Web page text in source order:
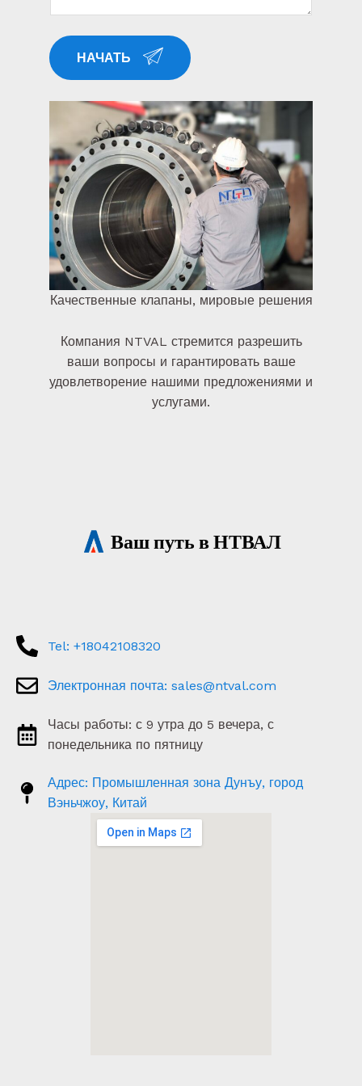
A
T
S
+
л
к
т
р
н
а
я
НАЧАТЬ
Качественные клапаны, мировые решения
Компания NTVAL стремится разрешить
ваши вопросы и гарантировать ваше
удовлетворение нашими предложениями и
услугами.
Ваш путь в НТВАЛ
Tel: +18042108320
Электронная почта: sales@ntval.com
Часы работы: с 9 утра до 5 вечера, с
понедельника по пятницу
Адрес: Промышленная зона Дунъу, город
Вэньчжоу, Китай